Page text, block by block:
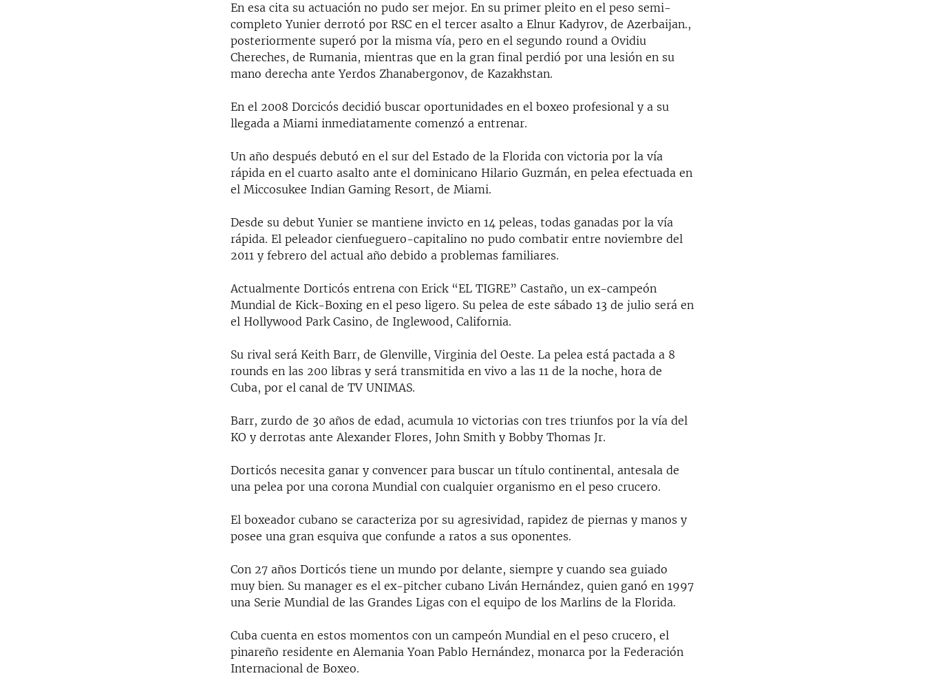
En esa cita su actuación no pudo ser mejor. En su primer pleito en el peso semi-
completo Yunier derrotó por RSC en el tercer asalto a Elnur Kadyrov, de Azerbaijan.,
posteriormente superó por la misma vía, pero en el segundo round a Ovidiu
Chereches, de Rumania, mientras que en la gran final perdió por una lesión en su
mano derecha ante Yerdos Zhanabergonov, de Kazakhstan.
En el 2008 Dorcicós decidió buscar oportunidades en el boxeo profesional y a su
llegada a Miami inmediatamente comenzó a entrenar.
Un año después debutó en el sur del Estado de la Florida con victoria por la vía
rápida en el cuarto asalto ante el dominicano Hilario Guzmán, en pelea efectuada en
el Miccosukee Indian Gaming Resort, de Miami.
Desde su debut Yunier se mantiene invicto en 14 peleas, todas ganadas por la vía
rápida. El peleador cienfueguero-capitalino no pudo combatir entre noviembre del
2011 y febrero del actual año debido a problemas familiares.
Actualmente Dorticós entrena con Erick “EL TIGRE” Castaño, un ex-campeón
Mundial de Kick-Boxing en el peso ligero. Su pelea de este sábado 13 de julio será en
el Hollywood Park Casino, de Inglewood, California.
Su rival será Keith Barr, de Glenville, Virginia del Oeste. La pelea está pactada a 8
rounds en las 200 libras y será transmitida en vivo a las 11 de la noche, hora de
Cuba, por el canal de TV UNIMAS.
Barr, zurdo de 30 años de edad, acumula 10 victorias con tres triunfos por la vía del
KO y derrotas ante Alexander Flores, John Smith y Bobby Thomas Jr.
Dorticós necesita ganar y convencer para buscar un título continental, antesala de
una pelea por una corona Mundial con cualquier organismo en el peso crucero.
El boxeador cubano se caracteriza por su agresividad, rapidez de piernas y manos y
posee una gran esquiva que confunde a ratos a sus oponentes.
Con 27 años Dorticós tiene un mundo por delante, siempre y cuando sea guiado
muy bien. Su manager es el ex-pitcher cubano Liván Hernández, quien ganó en 1997
una Serie Mundial de las Grandes Ligas con el equipo de los Marlins de la Florida.
Cuba cuenta en estos momentos con un campeón Mundial en el peso crucero, el
pinareño residente en Alemania Yoan Pablo Hernández, monarca por la Federación
Internacional de Boxeo.